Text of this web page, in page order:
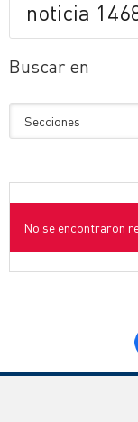
Buscar en
No se encontraron